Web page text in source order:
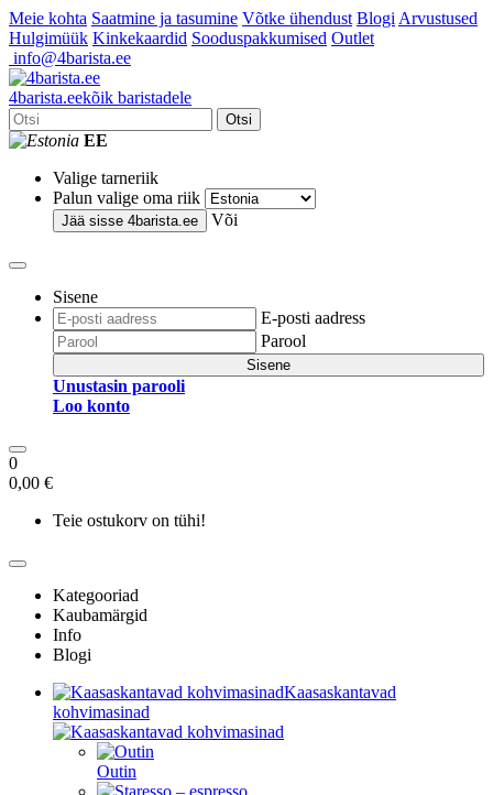
Meie kohta Saatmine ja tasumine Võtke ühendust Blogi Arvustused
Hulgimüük Kinkekaardid Sooduspakkumised Outlet
info@4barista.ee
4barista.eekõik baristadele
Otsi
EE
Valige tarneriik
Palun valige oma riik
Jää sisse 4barista.ee Või
Sisene
E-posti aadress
Parool
Sisene
Unustasin parooli
Loo konto
0
0,00 €
Teie ostukorv on tühi!
Kategooriad
Kaubamärgid
Info
Blogi
Kaasaskantavad
kohvimasinad
Outin